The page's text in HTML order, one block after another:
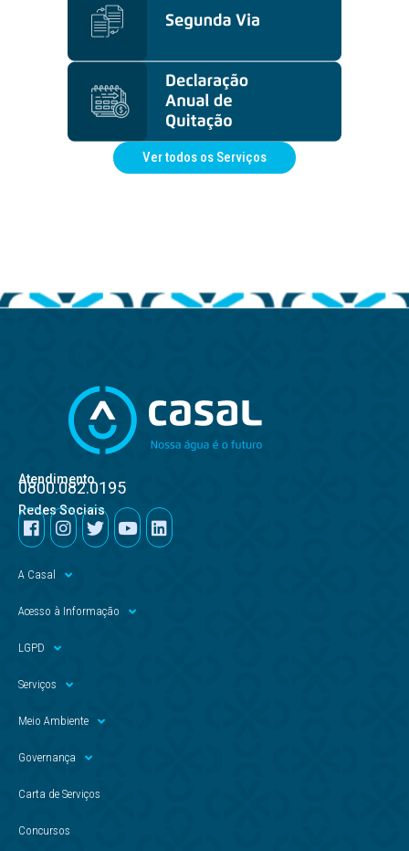
Ver todos os Serviços
Atendimento
0800.082.0195
Redes Sociais
A Casal
Acesso à Informação
LGPD
Serviços
Meio Ambiente
Governança
Carta de Serviços
Concursos